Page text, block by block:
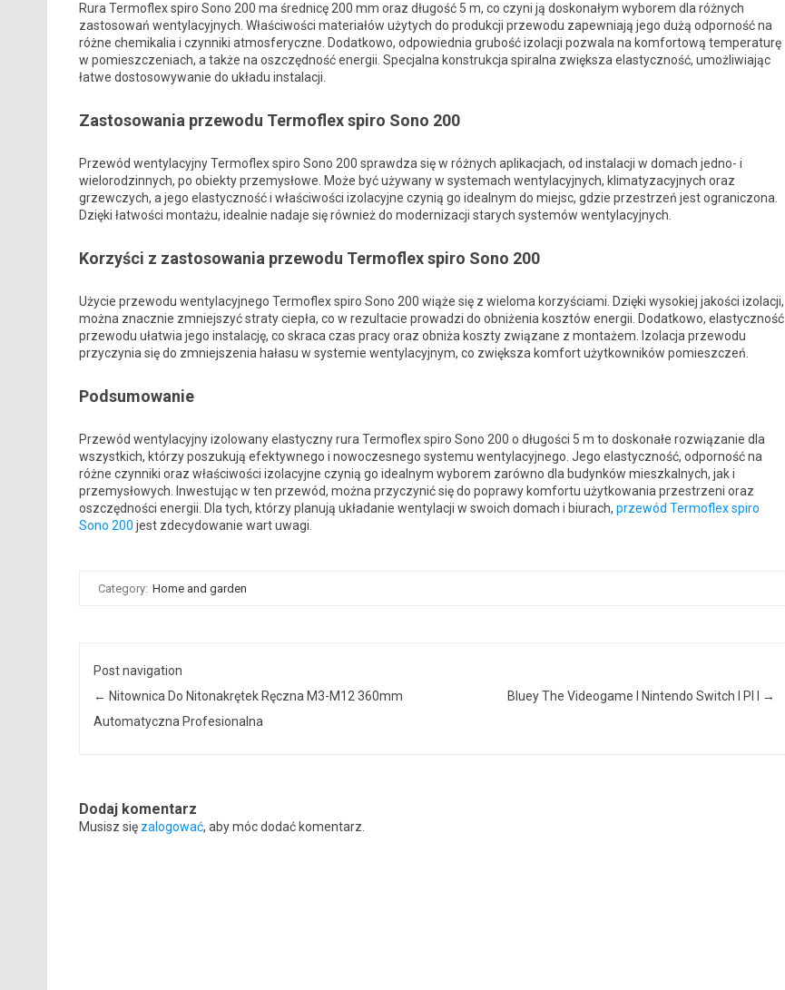
Rura Termoflex spiro Sono 200 ma średnicę 200 mm oraz długość 5 m, co czyni ją doskonałym wyborem dla różnych
zastosowań wentylacyjnych. Właściwości materiałów użytych do produkcji przewodu zapewniają jego dużą odporność na
różne chemikalia i czynniki atmosferyczne. Dodatkowo, odpowiednia grubość izolacji pozwala na komfortową temperaturę
w pomieszczeniach, a także na oszczędność energii. Specjalna konstrukcja spiralna zwiększa elastyczność, umożliwiając
łatwe dostosowywanie do układu instalacji.
Zastosowania przewodu Termoflex spiro Sono 200
Przewód wentylacyjny Termoflex spiro Sono 200 sprawdza się w różnych aplikacjach, od instalacji w domach jedno- i
wielorodzinnych, po obiekty przemysłowe. Może być używany w systemach wentylacyjnych, klimatyzacyjnych oraz
grzewczych, a jego elastyczność i właściwości izolacyjne czynią go idealnym do miejsc, gdzie przestrzeń jest ograniczona.
Dzięki łatwości montażu, idealnie nadaje się również do modernizacji starych systemów wentylacyjnych.
Korzyści z zastosowania przewodu Termoflex spiro Sono 200
Użycie przewodu wentylacyjnego Termoflex spiro Sono 200 wiąże się z wieloma korzyściami. Dzięki wysokiej jakości izolacji,
można znacznie zmniejszyć straty ciepła, co w rezultacie prowadzi do obniżenia kosztów energii. Dodatkowo, elastyczność
przewodu ułatwia jego instalację, co skraca czas pracy oraz obniża koszty związane z montażem. Izolacja przewodu
przyczynia się do zmniejszenia hałasu w systemie wentylacyjnym, co zwiększa komfort użytkowników pomieszczeń.
Podsumowanie
Przewód wentylacyjny izolowany elastyczny rura Termoflex spiro Sono 200 o długości 5 m to doskonałe rozwiązanie dla
wszystkich, którzy poszukują efektywnego i nowoczesnego systemu wentylacyjnego. Jego elastyczność, odporność na
różne czynniki oraz właściwości izolacyjne czynią go idealnym wyborem zarówno dla budynków mieszkalnych, jak i
przemysłowych. Inwestując w ten przewód, można przyczynić się do poprawy komfortu użytkowania przestrzeni oraz
oszczędności energii. Dla tych, którzy planują układanie wentylacji w swoich domach i biurach, przewód Termoflex spiro
Sono 200 jest zdecydowanie wart uwagi.
Category: Home and garden
Post navigation
← Nitownica Do Nitonakrętek Ręczna M3-M12 360mm
Automatyczna Profesionalna
Bluey The Videogame I Nintendo Switch I Pl I →
Dodaj komentarz
Musisz się zalogować, aby móc dodać komentarz.